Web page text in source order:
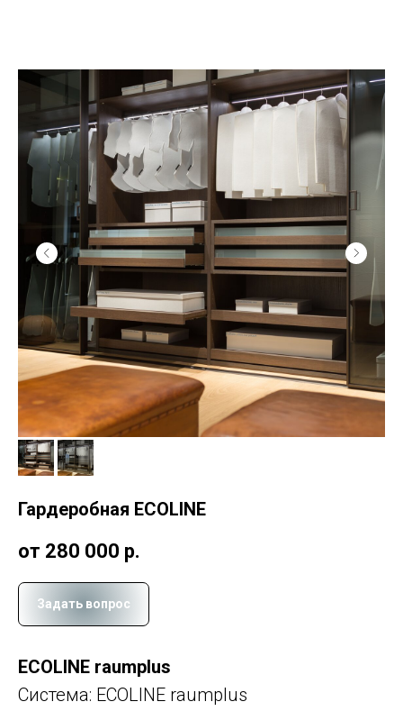
Гардеробная ECOLINE
от 280 000 р.
Задать вопрос
ECOLINE raumplus
Система: ECOLINE raumplus